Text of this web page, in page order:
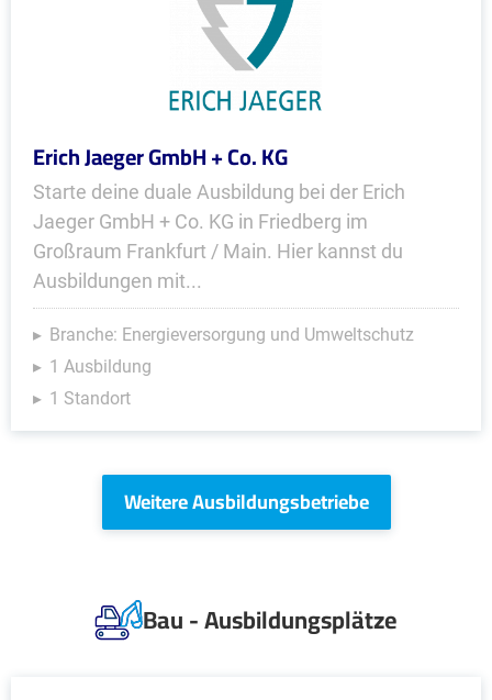
Erich Jaeger GmbH + Co. KG
Starte deine duale Ausbildung bei der Erich
Jaeger GmbH + Co. KG in Friedberg im
Großraum Frankfurt / Main. Hier kannst du
Ausbildungen mit...
Branche: Energieversorgung und Umweltschutz
1 Ausbildung
1 Standort
Weitere Ausbildungsbetriebe
Bau - Ausbildungsplätze